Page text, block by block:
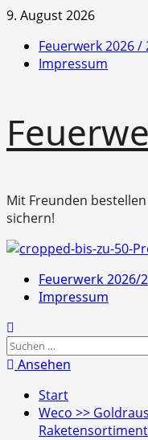
Zum
springen
9. August 2026
Feuerwerk 2026 /
Impressum
Mit Freunden
sichern!
Primäres
Menü
Feuerwerk 2026/
Impressum
Suchen
nach:
Ansehen
Start
Weco >>
Raketensortiment